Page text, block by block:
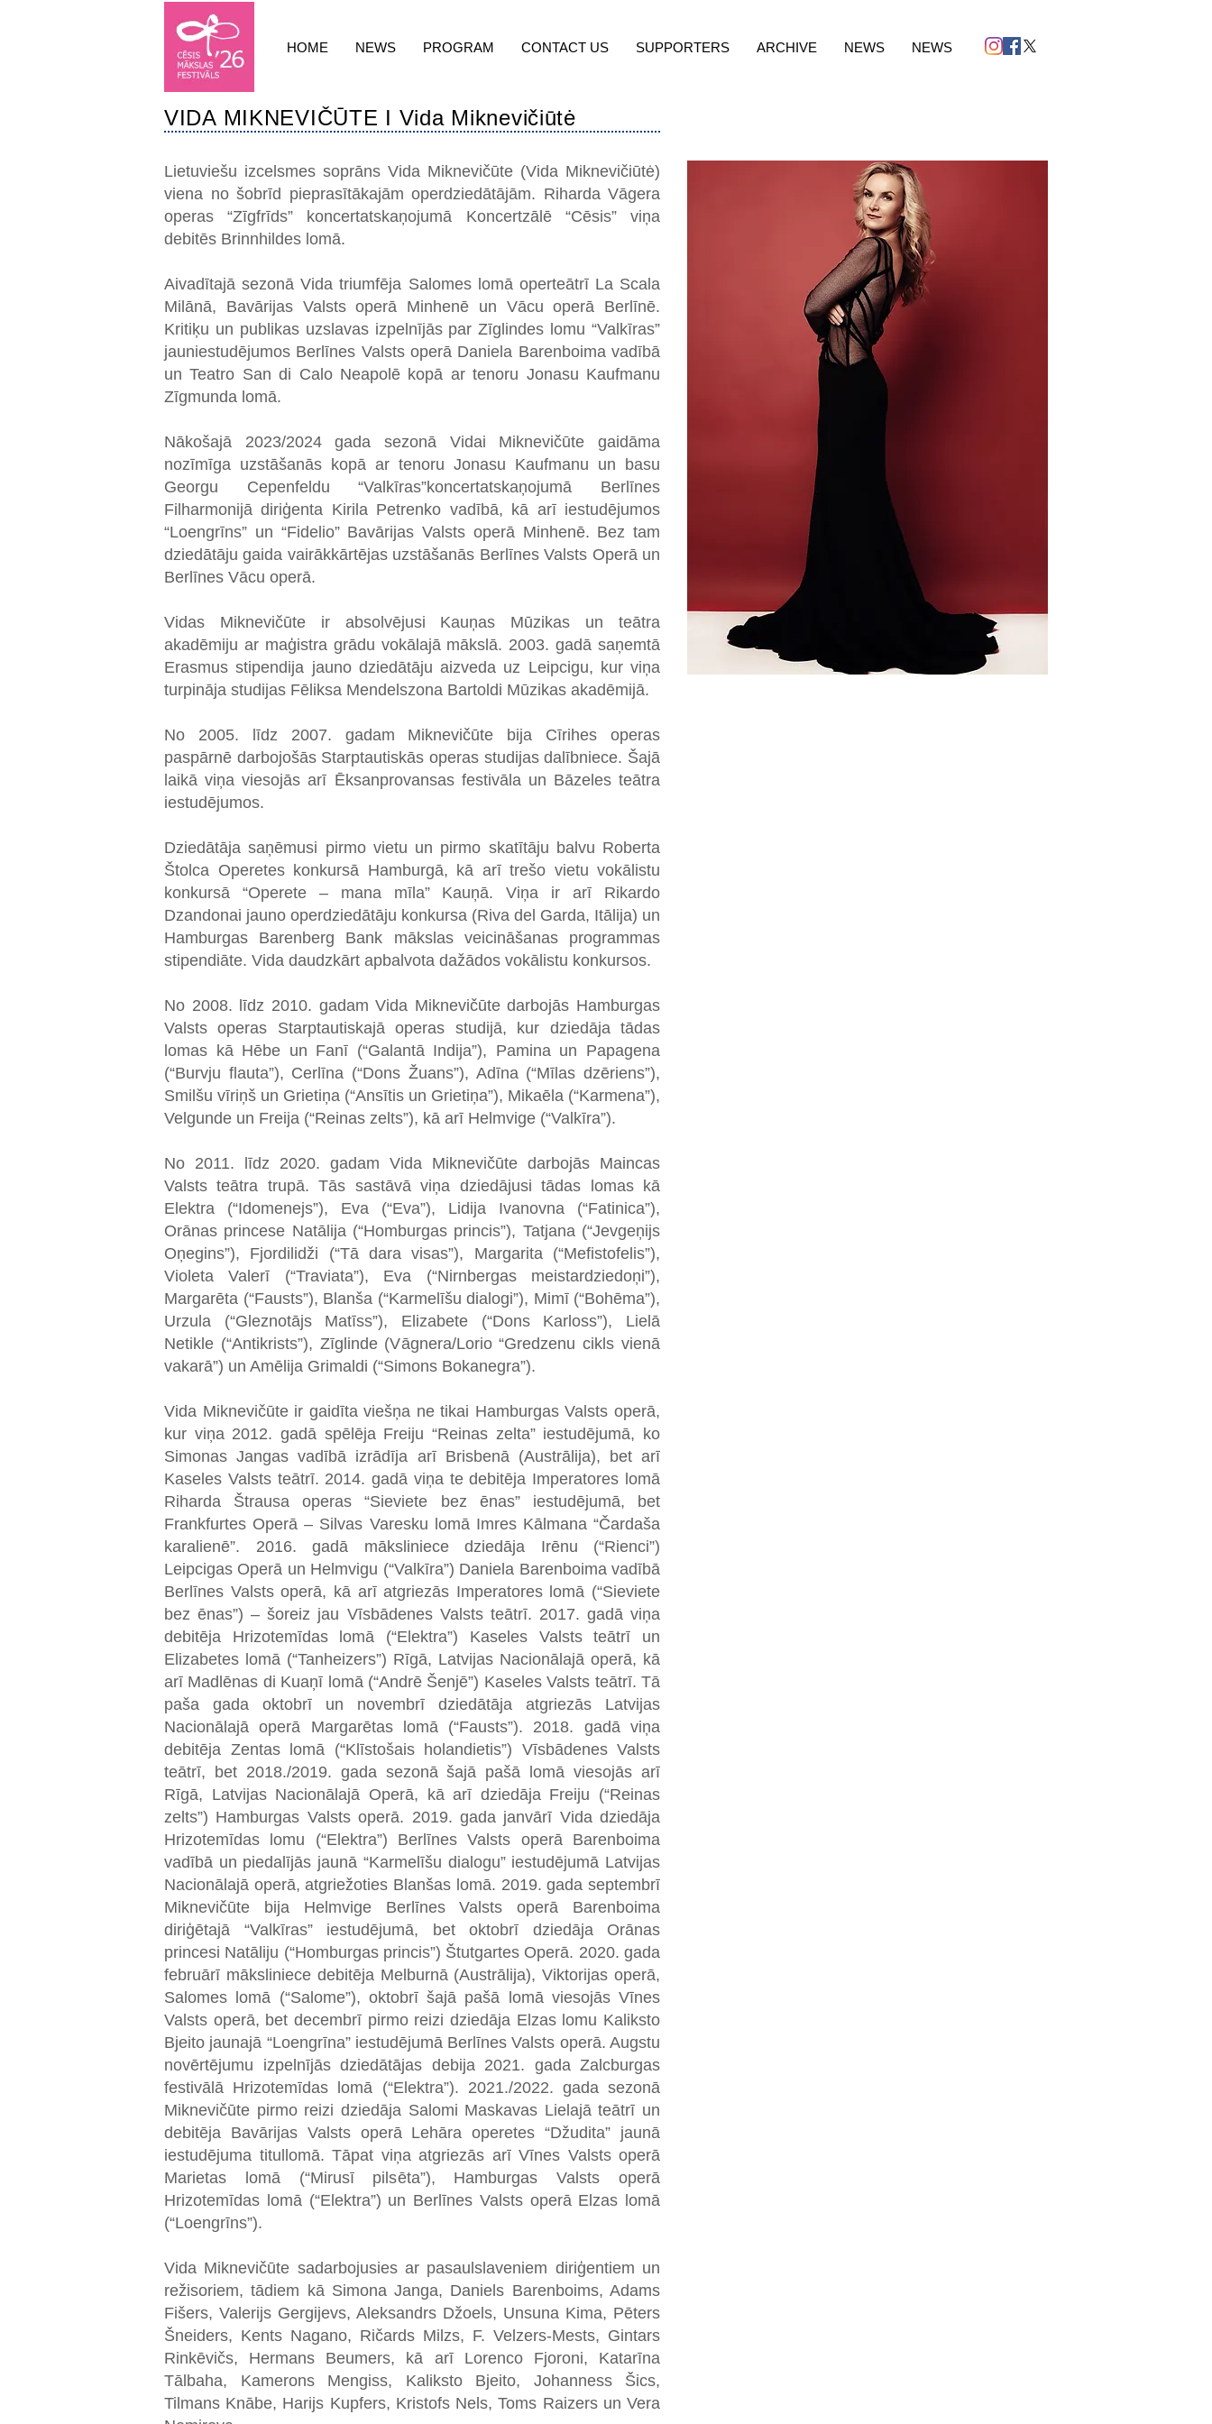
HOME NEWS PROGRAM CONTACT US SUPPORTERS ARCHIVE NEWS NEWS
VIDA MIKNEVIČŪTE I Vida Miknevičiūtė
Lietuviešu izcelsmes soprāns Vida Miknevičūte (Vida Miknevičiūtė)
viena no šobrīd pieprasītākajām operdziedātājām. Riharda Vāgera
operas “Zīgfrīds” koncertatskaņojumā Koncertzālē “Cēsis” viņa
debitēs Brinnhildes lomā.
Aivadītajā sezonā Vida triumfēja Salomes lomā operteātrī La Scala
Milānā, Bavārijas Valsts operā Minhenē un Vācu operā Berlīnē.
Kritiķu un publikas uzslavas izpelnījās par Zīglindes lomu “Valkīras”
jauniestudējumos Berlīnes Valsts operā Daniela Barenboima vadībā
un Teatro San di Calo Neapolē kopā ar tenoru Jonasu Kaufmanu
Zīgmunda lomā.
Nākošajā 2023/2024 gada sezonā Vidai Miknevičūte gaidāma
nozīmīga uzstāšanās kopā ar tenoru Jonasu Kaufmanu un basu
Georgu Cepenfeldu “Valkīras”koncertatskaņojumā Berlīnes
Filharmonijā diriģenta Kirila Petrenko vadībā, kā arī iestudējumos
“Loengrīns” un “Fidelio” Bavārijas Valsts operā Minhenē. Bez tam
dziedātāju gaida vairākkārtējas uzstāšanās Berlīnes Valsts Operā un
Berlīnes Vācu operā.
Vidas Miknevičūte ir absolvējusi Kauņas Mūzikas un teātra
akadēmiju ar maģistra grādu vokālajā mākslā. 2003. gadā saņemtā
Erasmus stipendija jauno dziedātāju aizveda uz Leipcigu, kur viņa
turpināja studijas Fēliksa Mendelszona Bartoldi Mūzikas akadēmijā.
No 2005. līdz 2007. gadam Miknevičūte bija Cīrihes operas
paspārnē darbojošās Starptautiskās operas studijas dalībniece. Šajā
laikā viņa viesojās arī Ēksanprovansas festivāla un Bāzeles teātra
iestudējumos.
Dziedātāja saņēmusi pirmo vietu un pirmo skatītāju balvu Roberta
Štolca Operetes konkursā Hamburgā, kā arī trešo vietu vokālistu
konkursā “Operete – mana mīla” Kauņā. Viņa ir arī Rikardo
Dzandonai jauno operdziedātāju konkursa (Riva del Garda, Itālija) un
Hamburgas Barenberg Bank mākslas veicināšanas programmas
stipendiāte. Vida daudzkārt apbalvota dažādos vokālistu konkursos.
No 2008. līdz 2010. gadam Vida Miknevičūte darbojās Hamburgas
Valsts operas Starptautiskajā operas studijā, kur dziedāja tādas
lomas kā Hēbe un Fanī (“Galantā Indija”), Pamina un Papagena
(“Burvju flauta”), Cerlīna (“Dons Žuans”), Adīna (“Mīlas dzēriens”),
Smilšu vīriņš un Grietiņa (“Ansītis un Grietiņa”), Mikaēla (“Karmena”),
Velgunde un Freija (“Reinas zelts”), kā arī Helmvige (“Valkīra”).
No 2011. līdz 2020. gadam Vida Miknevičūte darbojās Maincas
Valsts teātra trupā. Tās sastāvā viņa dziedājusi tādas lomas kā
Elektra (“Idomenejs”), Eva (“Eva”), Lidija Ivanovna (“Fatinica”),
Orānas princese Natālija (“Homburgas princis”), Tatjana (“Jevgeņijs
Oņegins”), Fjordilidži (“Tā dara visas”), Margarita (“Mefistofelis”),
Violeta Valerī (“Traviata”), Eva (“Nirnbergas meistardziedoņi”),
Margarēta (“Fausts”), Blanša (“Karmelīšu dialogi”), Mimī (“Bohēma”),
Urzula (“Gleznotājs Matīss”), Elizabete (“Dons Karloss”), Lielā
Netikle (“Antikrists”), Zīglinde (Vāgnera/Lorio “Gredzenu cikls vienā
vakarā”) un Amēlija Grimaldi (“Simons Bokanegra”).
Vida Miknevičūte ir gaidīta viešņa ne tikai Hamburgas Valsts operā,
kur viņa 2012. gadā spēlēja Freiju “Reinas zelta” iestudējumā, ko
Simonas Jangas vadībā izrādīja arī Brisbenā (Austrālija), bet arī
Kaseles Valsts teātrī. 2014. gadā viņa te debitēja Imperatores lomā
Riharda Štrausa operas “Sieviete bez ēnas” iestudējumā, bet
Frankfurtes Operā – Silvas Varesku lomā Imres Kālmana “Čardaša
karalienē”. 2016. gadā māksliniece dziedāja Irēnu (“Rienci”)
Leipcigas Operā un Helmvigu (“Valkīra”) Daniela Barenboima vadībā
Berlīnes Valsts operā, kā arī atgriezās Imperatores lomā (“Sieviete
bez ēnas”) – šoreiz jau Vīsbādenes Valsts teātrī. 2017. gadā viņa
debitēja Hrizotemīdas lomā (“Elektra”) Kaseles Valsts teātrī un
Elizabetes lomā (“Tanheizers”) Rīgā, Latvijas Nacionālajā operā, kā
arī Madlēnas di Kuaņī lomā (“Andrē Šenjē”) Kaseles Valsts teātrī. Tā
paša gada oktobrī un novembrī dziedātāja atgriezās Latvijas
Nacionālajā operā Margarētas lomā (“Fausts”). 2018. gadā viņa
debitēja Zentas lomā (“Klīstošais holandietis”) Vīsbādenes Valsts
teātrī, bet 2018./2019. gada sezonā šajā pašā lomā viesojās arī
Rīgā, Latvijas Nacionālajā Operā, kā arī dziedāja Freiju (“Reinas
zelts”) Hamburgas Valsts operā. 2019. gada janvārī Vida dziedāja
Hrizotemīdas lomu (“Elektra”) Berlīnes Valsts operā Barenboima
vadībā un piedalījās jaunā “Karmelīšu dialogu” iestudējumā Latvijas
Nacionālajā operā, atgriežoties Blanšas lomā. 2019. gada septembrī
Miknevičūte bija Helmvige Berlīnes Valsts operā Barenboima
diriģētajā “Valkīras” iestudējumā, bet oktobrī dziedāja Orānas
princesi Natāliju (“Homburgas princis”) Štutgartes Operā. 2020. gada
februārī māksliniece debitēja Melburnā (Austrālija), Viktorijas operā,
Salomes lomā (“Salome”), oktobrī šajā pašā lomā viesojās Vīnes
Valsts operā, bet decembrī pirmo reizi dziedāja Elzas lomu Kaliksto
Bjeito jaunajā “Loengrīna” iestudējumā Berlīnes Valsts operā. Augstu
novērtējumu izpelnījās dziedātājas debija 2021. gada Zalcburgas
festivālā Hrizotemīdas lomā (“Elektra”). 2021./2022. gada sezonā
Miknevičūte pirmo reizi dziedāja Salomi Maskavas Lielajā teātrī un
debitēja Bavārijas Valsts operā Lehāra operetes “Džudita” jaunā
iestudējuma titullomā. Tāpat viņa atgriezās arī Vīnes Valsts operā
Marietas lomā (“Mirusī pilsēta”), Hamburgas Valsts operā
Hrizotemīdas lomā (“Elektra”) un Berlīnes Valsts operā Elzas lomā
(“Loengrīns”).
Vida Miknevičūte sadarbojusies ar pasaulslaveniem diriģentiem un
režisoriem, tādiem kā Simona Janga, Daniels Barenboims, Adams
Fišers, Valerijs Gergijevs, Aleksandrs Džoels, Unsuna Kima, Pēters
Šneiders, Kents Nagano, Ričards Milzs, F. Velzers-Mests, Gintars
Rinkēvičs, Hermans Beumers, kā arī Lorenco Fjoroni, Katarīna
Tālbaha, Kamerons Mengiss, Kaliksto Bjeito, Johanness Šics,
Tilmans Knābe, Harijs Kupfers, Kristofs Nels, Toms Raizers un Vera